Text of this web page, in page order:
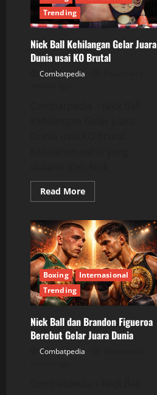
Trending
Nick Ball Kehilangan Gelar Juara
Dunia usai KO Brutal
Combatpedia
Read MoreRead
more
Ball
Kehilangan
Gelar
Juara
Dunia
usai
KO
Brutal
Boxing
Internasional
Trending
Nick Ball dan Brandon Figueroa
Berebut Gelar Juara Dunia
Combatpedia